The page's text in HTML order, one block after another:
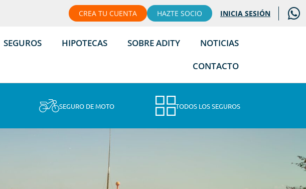
CREA TU CUENTA HAZTE SOCIO INICIA SESIÓN
SEGUROS HIPOTECAS SOBRE ADITY
NOTICIAS
CONTACTO
SEGURO DE MOTO TODOS LOS SEGUROS